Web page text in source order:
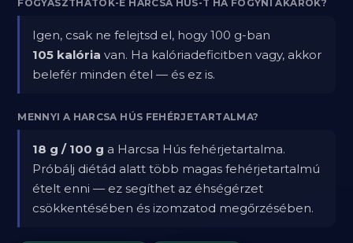
FOGYASZTHATOK-E HARCSA HÚS-T HA FOGYNI AKAROK?
Igen, csak ne felejtsd el, hogy 100 g-ban
105 kalória van. Ha kalóriadeficitben vagy, akkor
belefér minden étel — és ez is.
MENNYI A HARCSA HÚS FEHÉRJETARTALMA?
18 g / 100 g a Harcsa Hús fehérjetartalma.
Próbálj diétád alatt több magas fehérjetartalmú
ételt enni — ez segíthet az éhségérzet
csökkentésében és izomzatod megőrzésében.